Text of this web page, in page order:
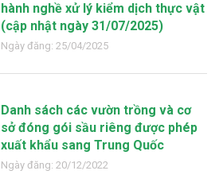
hành nghề xử lý kiểm dịch thực vật
(cập nhật ngày 31/07/2025)
Ngày đăng: 25/04/2025
Danh sách các vườn trồng và cơ
sở đóng gói sầu riêng được phép
xuất khẩu sang Trung Quốc
Ngày đăng: 20/12/2022